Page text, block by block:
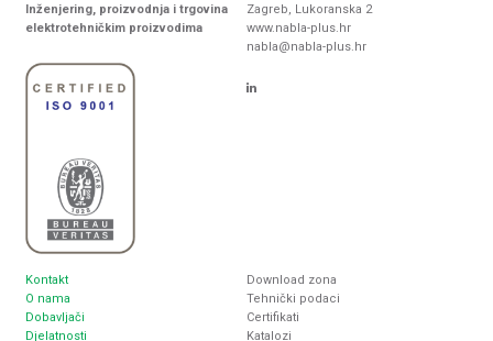
Inženjering, proizvodnja i trgovina
elektrotehničkim proizvodima
Zagreb, Lukoranska 2
www.nabla-plus.hr
nabla@nabla-plus.hr
Kontakt
O nama
Dobavljači
Djelatnosti
Download zona
Tehnički podaci
Certifikati
Katalozi